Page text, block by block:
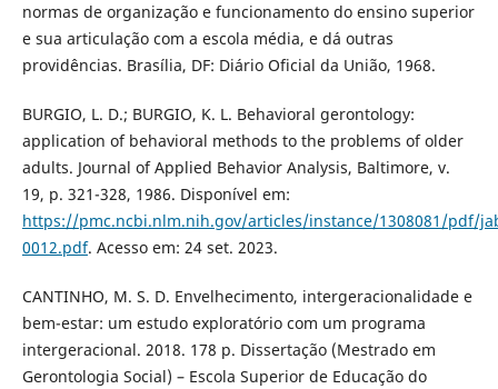
normas de organização e funcionamento do ensino superior
e sua articulação com a escola média, e dá outras
providências. Brasília, DF: Diário Oficial da União, 1968.
BURGIO, L. D.; BURGIO, K. L. Behavioral gerontology:
application of behavioral methods to the problems of older
adults. Journal of Applied Behavior Analysis, Baltimore, v.
19, p. 321-328, 1986. Disponível em:
https://pmc.ncbi.nlm.nih.gov/articles/instance/1308081/pdf/
0012.pdf. Acesso em: 24 set. 2023.
CANTINHO, M. S. D. Envelhecimento, intergeracionalidade e
bem-estar: um estudo exploratório com um programa
intergeracional. 2018. 178 p. Dissertação (Mestrado em
Gerontologia Social) – Escola Superior de Educação do